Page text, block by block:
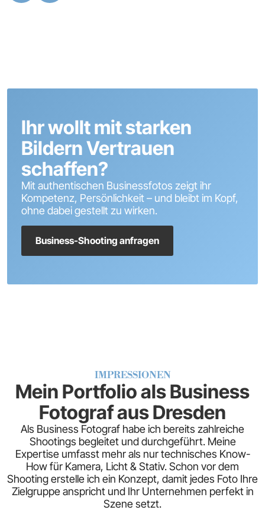
Ihr wollt mit starken
Bildern Vertrauen
schaffen?
Mit authentischen Businessfotos zeigt ihr
Kompetenz, Persönlichkeit – und bleibt im Kopf,
ohne dabei gestellt zu wirken.
Business-Shooting anfragen
IMPRESSIONEN
Mein Portfolio als Business
Fotograf aus Dresden
Als Business Fotograf habe ich bereits zahlreiche
Shootings begleitet und durchgeführt. Meine
Expertise umfasst mehr als nur technisches Know-
How für Kamera, Licht & Stativ. Schon vor dem
Shooting erstelle ich ein Konzept, damit jedes Foto Ihre
Zielgruppe anspricht und Ihr Unternehmen perfekt in
Szene setzt.